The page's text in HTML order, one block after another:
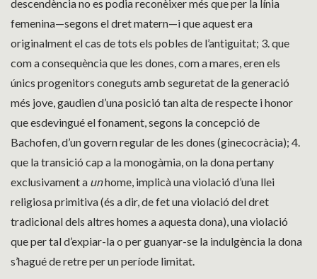
descendència no es podia reconèixer més que per la línia
femenina—segons el dret matern—i que aquest era
originalment el cas de tots els pobles de l’antiguitat; 3. que
com a consequència que les dones, com a mares, eren els
únics progenitors coneguts amb seguretat de la generació
més jove, gaudien d’una posició tan alta de respecte i honor
que esdevingué el fonament, segons la concepció de
Bachofen, d’un govern regular de les dones (ginecocràcia); 4.
que la transició cap a la monogàmia, on la dona pertany
exclusivament a unhome, implicà una violació d’una llei
religiosa primitiva (és a dir, de fet una violació del dret
tradicional dels altres homes a aquesta dona), una violació
que per tal d’expiar-la o per guanyar-se la indulgència la dona
s’hagué de retre per un període limitat.